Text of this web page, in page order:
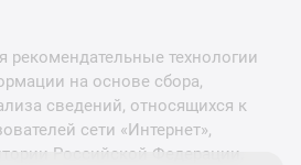
рекомендательные технологии
на основе сбора,
сведений, относящихся к
сети «Интернет»,
Российской Федерации.